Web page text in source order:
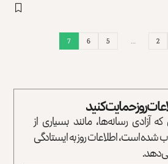
2
…
5
6
7
روز حمایت کنید
آزادی رسانه‌ها، مانند بسیاری از
شده است، اطلاعات روز به ایستادگی